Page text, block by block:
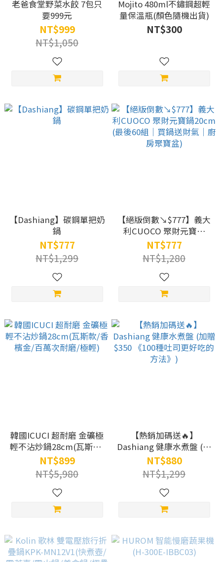
老爸食堂野菜水餃 7包只
要999元
NT$999
NT$1,050
Mojito 480ml不鏽鋼超輕
量保溫瓶(顏色隨機出貨)
NT$300
【Dashiang】碳鋼單把奶
鍋
NT$777
NT$1,299
【絕版倒數↘$777】義大
利CUOCO 聚財元寶鍋
20cm (最後60組｜買鍋送
財氣｜廚房聚寶盆)
NT$777
NT$1,280
韓國ICUCI 超耐磨 金礦極
輕不沾炒鍋28cm(瓦斯款/
香檳金/百萬次耐磨/極輕)
NT$899
NT$5,980
【熱銷加碼送🔥】
Dashiang 健康水煮盤 (加
贈$350 《100種吐司更好
吃的方法》)
NT$880
NT$1,299